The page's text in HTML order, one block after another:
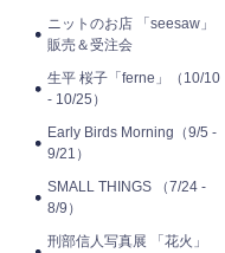
ニットのお店 「seesaw」
販売＆受注会
生平 桜子「ferne」（10/10
- 10/25）
Early Birds Morning（9/5 -
9/21）
SMALL THINGS （7/24 -
8/9）
刑部信人写真展 「花火」